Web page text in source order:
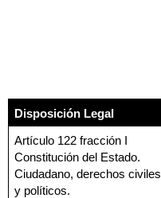
Disposición Legal
Artículo 122 fracción I
Constitución del Estado.
Ciudadano, derechos civiles
y políticos.